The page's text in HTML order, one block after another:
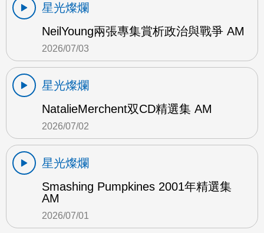
星光燦爛
NeilYoung兩張專集賞析政治與戰爭 AM
2026/07/03
星光燦爛
NatalieMerchent双CD精選集 AM
2026/07/02
星光燦爛
Smashing Pumpkines 2001年精選集
AM
2026/07/01